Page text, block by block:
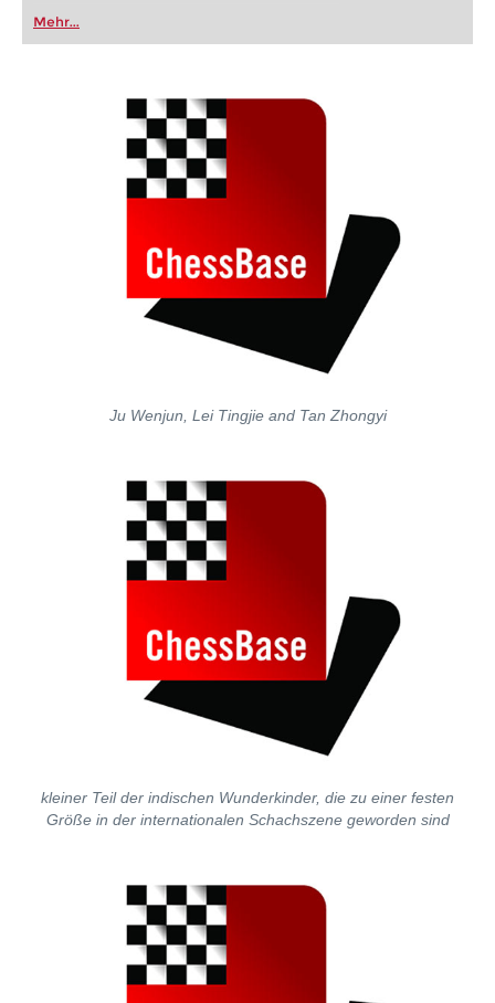
Mehr...
Ju Wenjun, Lei Tingjie and Tan Zhongyi
kleiner Teil der indischen Wunderkinder, die zu einer festen
Größe in der internationalen Schachszene geworden sind